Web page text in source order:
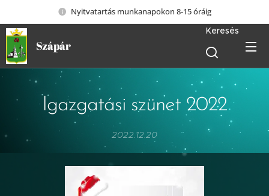
Nyitvatartás munkanapokon 8-15 óráig
Szápár
Keresés
Igazgatási szünet 2022
2022.12.20